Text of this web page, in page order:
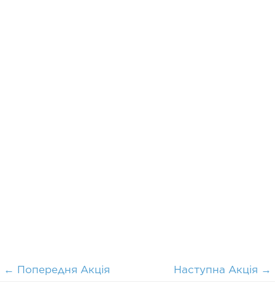
← Попередня Акція Наступна Акція →